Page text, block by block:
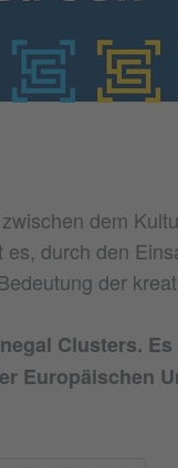
dem
durch den
der
Clusters.
Europäischen